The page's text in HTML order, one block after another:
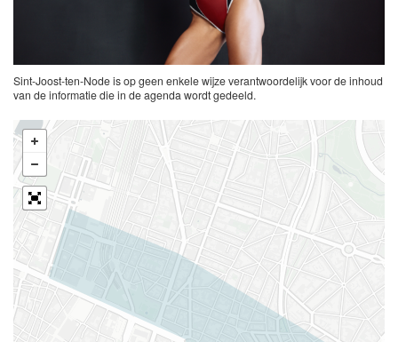
Sint-Joost-ten-Node is op geen enkele wijze verantwoordelijk voor de inhoud
van de informatie die in de agenda wordt gedeeld.